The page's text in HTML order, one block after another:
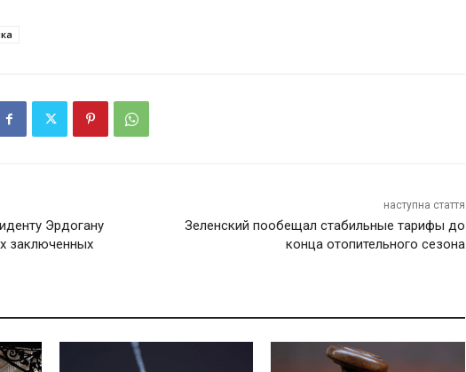
Эрдогану
заключенных
наступна стаття
Зеленский пообещал стабильные тарифы до
конца отопительного сезона